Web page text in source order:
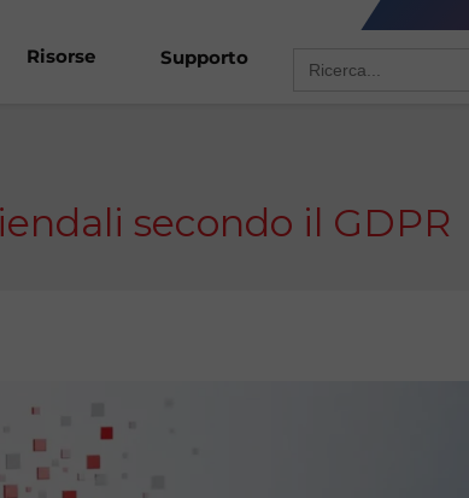
Risorse Supporto
for:
secondo il GDPR